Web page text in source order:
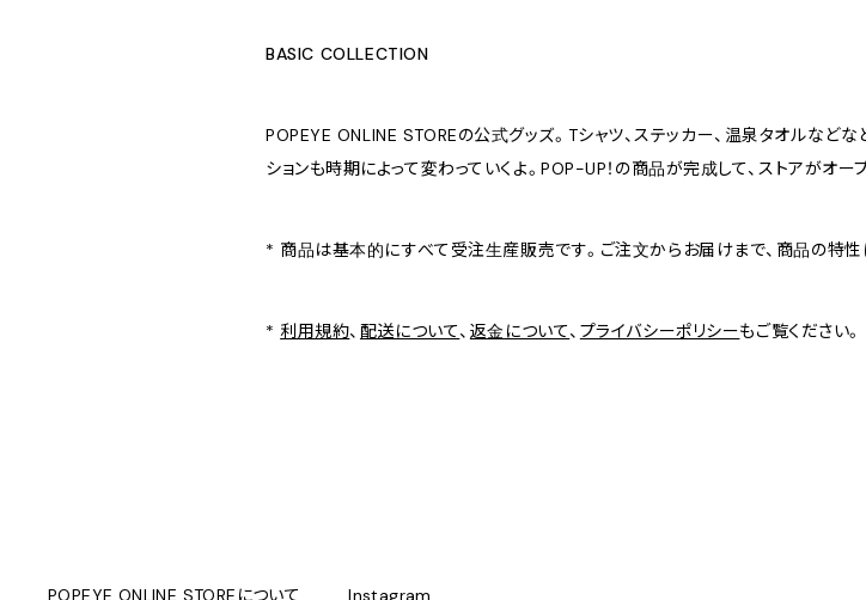
BASIC COLLECTION
POPEYE ONLINE STOREの公式グッズ。Tシャツ、ステッカー、温泉タオルなど
ションも時期によって変わっていくよ。POP-UP！の商品が完成して、ストアがオー
* 商品は基本的にすべて受注生産販売です。ご注文からお届けまで、商品の特性
*利用規約、 配送について、 返金について、 プライバシーポリシーもご覧ください。
POPEYE ONLINE STOREについて
Instagram